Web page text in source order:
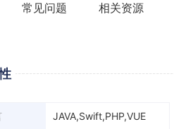
常见问题 相关资源
JAVA,Swift,PHP,VUE